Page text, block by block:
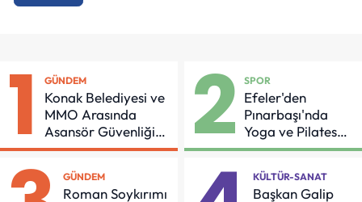
1 GÜNDEM
Konak Belediyesi ve
MMO Arasında
Asansör Güvenliği
İçin Önemli Protokol
2 SPOR
Efeler'den
Pınarbaşı'nda
Yoga ve Pilates
Buluşması
GÜNDEM
Roman Soykırımı
KÜLTÜR-SANAT
Başkan Galip